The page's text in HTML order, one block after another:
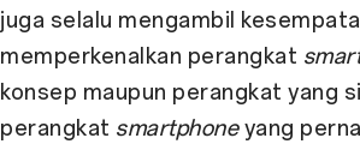
juga selalu mengambil
memperkenalkan perangkat
konsep maupun perangkat yang
perangkat smartphoneyang